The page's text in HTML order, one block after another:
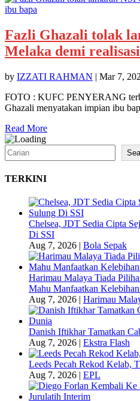
Fazli Ghazali tolak
Melaka demi
by IZZATI RAHMAN | Mar 7,
FOTO : KUFC PENYERANG
Ghazali menyatakan impian ibu
Read More
Search
TERKINI
Chelsea, JDT Sedia Cipta
Di SSI
Aug 7, 2026
Bola Sepak
Harimau Malaya Tiada
Mahu Manfaatkan
Aug 7, 2026
Harimau
Danish Iftikhar Tamatkan
Aug 7, 2026
Ekstra Flash
Leeds Pecah Rekod Kelab,
Aug 7, 2026
EPL